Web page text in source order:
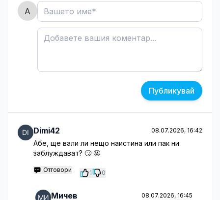
Публикувай
Dimi42 08.07.2026, 16:42
Абе, ще вали ли нещо наистина или пак ни
заблуждават? 🙄 🤬
Отговори 1 0
Мичев 08.07.2026, 16:45